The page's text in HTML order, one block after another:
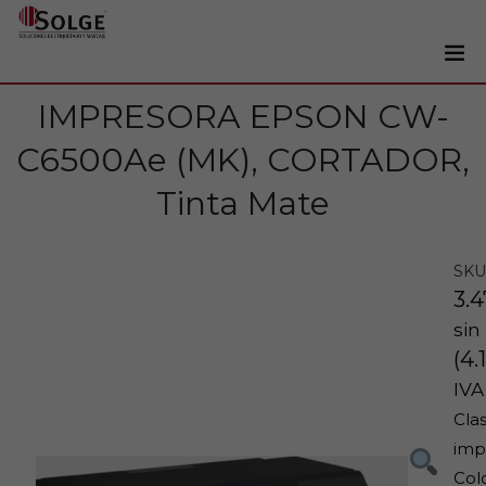
Soluciones
Impresoras
0
IMPRESORA EPSON CW-
C6500Ae (MK), CORTADOR,
Tinta Mate
sin
(